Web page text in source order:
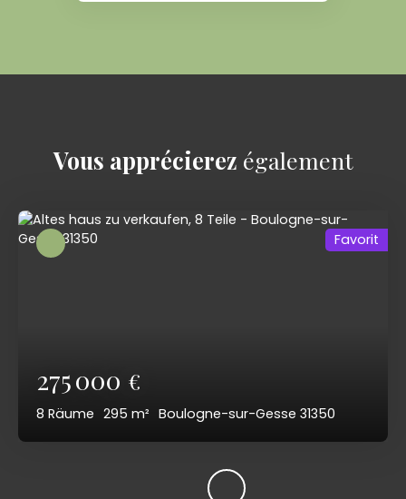
Vous apprécierez également
275 000 €
8 Räume 295 m² Boulogne-sur-Gesse 31350
Favorit